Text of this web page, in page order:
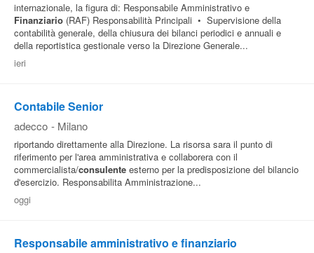
internazionale, la figura di: Responsabile Amministrativo e
Finanziario (RAF) Responsabilità Principali • Supervisione della
contabilità generale, della chiusura dei bilanci periodici e annuali e
della reportistica gestionale verso la Direzione Generale...
ieri
Contabile Senior
adecco - Milano
riportando direttamente alla Direzione. La risorsa sara il punto di
riferimento per l'area amministrativa e collaborera con il
commercialista/consulente esterno per la predisposizione del bilancio
d'esercizio. Responsabilita Amministrazione...
oggi
Responsabile amministrativo e finanziario